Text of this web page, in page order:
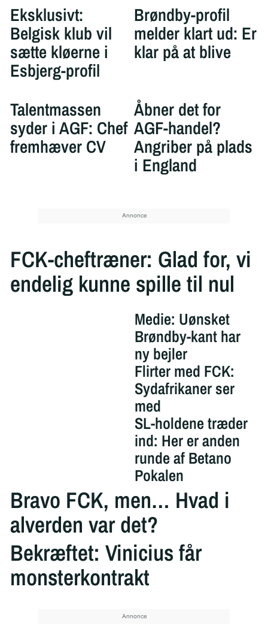
Eksklusivt:
Belgisk klub vil
sætte kløerne i
Esbjerg-profil
Brøndby-profil
melder klart ud: Er
klar på at blive
Talentmassen
syder i AGF: Chef
fremhæver CV
Åbner det for
AGF-handel?
Angriber på plads
i England
FCK-cheftræner: Glad for, vi
endelig kunne spille til nul
Medie: Uønsket
Brøndby-kant har
ny bejler
Flirter med FCK:
Sydafrikaner ser
med
SL-holdene træder
ind: Her er anden
runde af Betano
Pokalen
Bravo FCK, men… Hvad i
alverden var det?
Bekræftet: Vinicius får
monsterkontrakt